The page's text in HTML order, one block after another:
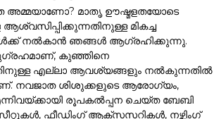
അമ്മയാണോ? മാതൃ ഊഷ്മളതയോടെ
ആശ്വസിപ്പിക്കുന്നതിനുള്ള മികച്ച
നൽകാൻ ഞങ്ങൾ ആഗ്രഹിക്കുന്നു.
കുഞ്ഞിനെ
എല്ലാ ആവശ്യങ്ങളും നൽകുന്നതിൽ
നവജാത ശിശുക്കളുടെ ആരോഗ്യം,
രൂപകൽപ്പന ചെയ്ത ബേബി
ഫീഡിംഗ് ആക്സസറികൾ, നഴ്സിംഗ്